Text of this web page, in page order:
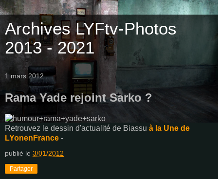
Archives LYFtv-Photos
2013 - 2021
1 mars 2012
Rama Yade rejoint Sarko ?
Retrouvez le dessin d'actualité de Biassu à la Une de
LYonenFrance -
publié le 3/01/2012
Partager